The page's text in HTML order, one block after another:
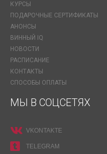
КУРСЫ
ПОДАРОЧНЫЕ СЕРТИФИКАТЫ
АНОНСЫ
ВИННЫЙ IQ
НОВОСТИ
РАСПИСАНИЕ
КОНТАКТЫ
СПОСОБЫ ОПЛАТЫ
МЫ В СОЦСЕТЯХ
VKONTAKTE
TELEGRAM